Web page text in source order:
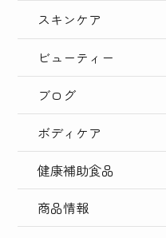
スキンケア
ビューティー
ブログ
ボディケア
健康補助食品
商品情報